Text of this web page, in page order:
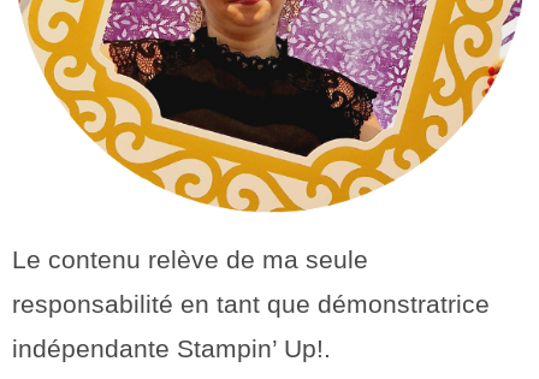
Le contenu relève de ma seule
responsabilité en tant que démonstratrice
indépendante Stampin’ Up!.